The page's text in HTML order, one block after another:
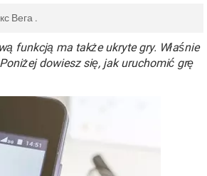
Вега .
funkcją ma także ukryte gry. Właśnie
dowiesz się, jak uruchomić grę